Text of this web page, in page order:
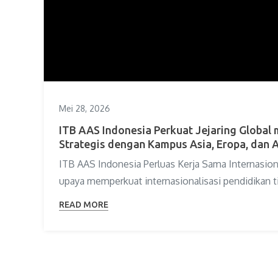
Mei 28, 2026
ITB AAS Indonesia Perkuat Jejaring Global
Strategis dengan Kampus Asia, Eropa, dan
ITB AAS Indonesia Perluas Kerja Sama
upaya memperkuat internasionalisasi pendidikan
READ MORE